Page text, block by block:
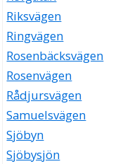
Riksvägen
Ringvägen
Rosenbäcksvägen
Rosenvägen
Rådjursvägen
Samuelsvägen
Sjöbyn
Sjöbysjön